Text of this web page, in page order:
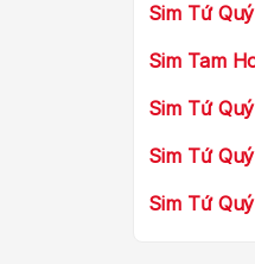
Sim Tứ Quý
Sim Tam
Sim Tứ
Sim Tứ
Sim Tứ